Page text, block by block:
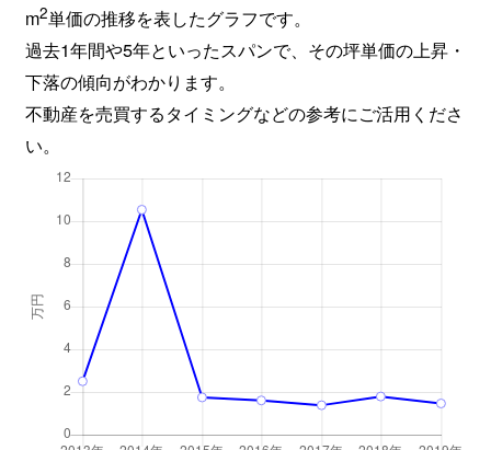
m2単価の推移を表したグラフです。
過去1年間や5年といったスパンで、その坪単価の上昇・
下落の傾向がわかります。
不動産を売買するタイミングなどの参考にご活用くださ
い。